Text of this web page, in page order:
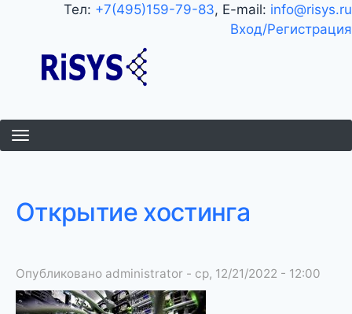
основному
содержанию
Тел: +7(495)159-79-83, E-mail: info@risys.ru
Вход/Регистрация
Открытие хостинга
Опубликовано administrator - ср, 12/21/2022 - 12:00